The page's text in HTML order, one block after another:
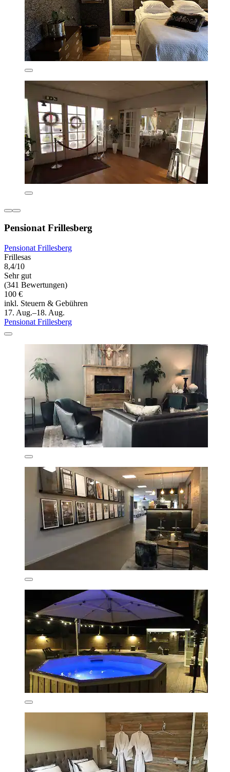
Pensionat Frillesberg
Pensionat Frillesberg
Frillesas
8,4/10
Sehr gut
(341 Bewertungen)
100 €
inkl. Steuern & Gebühren
17. Aug.–18. Aug.
Pensionat Frillesberg